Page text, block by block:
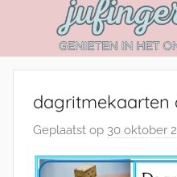
dagritmekaarten
Geplaatst op 30 oktober